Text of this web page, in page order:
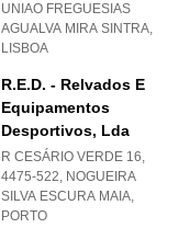
UNIAO FREGUESIAS
AGUALVA MIRA SINTRA,
LISBOA
R.e.d. - Relvados E
Equipamentos
Desportivos, Lda
R CESÁRIO VERDE 16,
4475-522, NOGUEIRA
SILVA ESCURA MAIA,
PORTO